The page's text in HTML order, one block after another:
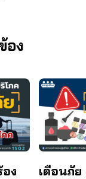
อง
ง
เตือนภั